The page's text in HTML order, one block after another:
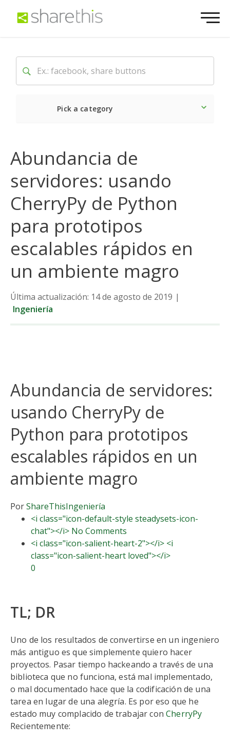
Pick a category
Abundancia de
servidores: usando
CherryPy de Python
para prototipos
escalables rápidos en
un ambiente magro
Última actualización: 14 de agosto de 2019 |
Ingeniería
Abundancia de servidores:
usando CherryPy de
Python para prototipos
escalables rápidos en un
ambiente magro
PorShareThisIngeniería
<i class="icon-default-style steadysets-icon-
chat"></i> No Comments
<i class="icon-salient-heart-2"></i> <i
class="icon-salient-heart loved"></i>
0
TL; DR
Uno de los resultados de convertirse en un ingeniero
más antiguo es que simplemente quiero hacer
proyectos. Pasar tiempo hackeando a través de una
biblioteca que no funciona, está mal implementado,
o mal documentado hace que la codificación de una
tarea en lugar de una alegría. Es por eso que he
estado muy complacido de trabajar conCherryPy
Recientemente: